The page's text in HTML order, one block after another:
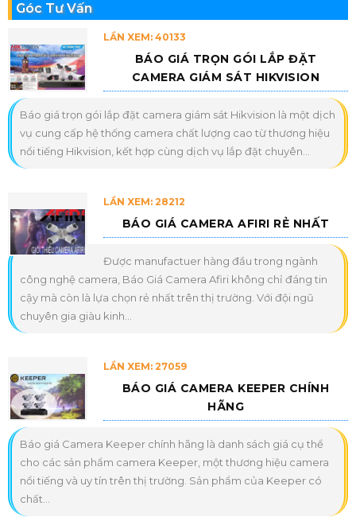
Góc Tư Vấn
LẦN XEM: 40133
BÁO GIÁ TRỌN GÓI LẮP ĐẶT
CAMERA GIÁM SÁT HIKVISION
Báo giá trọn gói lắp đặt camera giám sát Hikvision là một dịch
vụ cung cấp hệ thống camera chất lượng cao từ thương hiệu
nổi tiếng Hikvision, kết hợp cùng dịch vụ lắp đặt chuyên...
LẦN XEM: 28212
BÁO GIÁ CAMERA AFIRI RẺ NHẤT
Được manufactuer hàng đầu trong ngành
công nghệ camera, Báo Giá Camera Afiri không chỉ đáng tin
cậy mà còn là lựa chọn rẻ nhất trên thị trường. Với đội ngũ
chuyên gia giàu kinh...
LẦN XEM: 27059
BÁO GIÁ CAMERA KEEPER CHÍNH
HÃNG
Báo giá Camera Keeper chính hãng là danh sách giá cụ thể
cho các sản phẩm camera Keeper, một thương hiệu camera
nổi tiếng và uy tín trên thị trường. Sản phẩm của Keeper có
chất...